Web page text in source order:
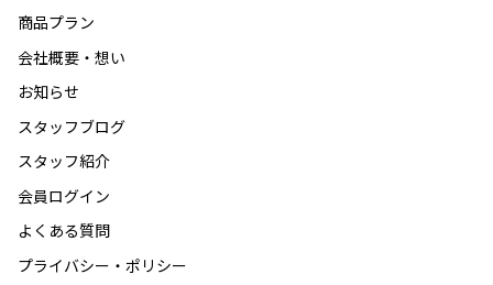
商品プラン
会社概要・想い
お知らせ
スタッフブログ
スタッフ紹介
会員ログイン
よくある質問
プライバシー・ポリシー